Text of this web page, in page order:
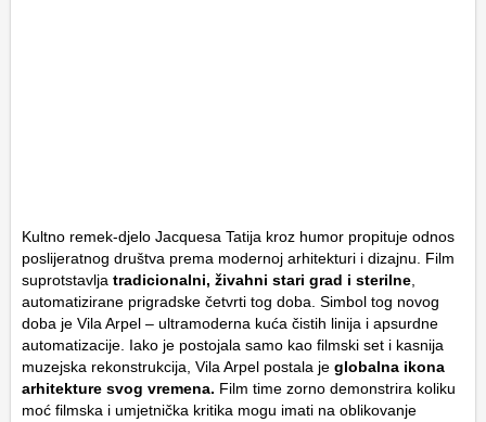
Kultno remek-djelo Jacquesa Tatija kroz humor propituje odnos
poslijeratnog društva prema modernoj arhitekturi i dizajnu. Film
suprotstavlja tradicionalni, živahni stari grad i sterilne
automatizirane prigradske četvrti tog doba. Simbol tog novog
doba je Vila Arpel – ultramoderna kuća čistih linija i apsurdne
automatizacije. Iako je postojala samo kao filmski set i kasnija
muzejska rekonstrukcija, Vila Arpel postala je globalna ikona
arhitekture svog vremena. Film time zorno demonstrira koliku
moć filmska i umjetnička kritika mogu imati na oblikovanje